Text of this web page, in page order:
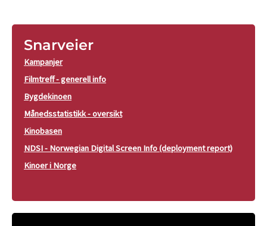
Snarveier
Kampanjer
Filmtreff - generell info
Bygdekinoen
Månedsstatistikk - oversikt
Kinobasen
NDSI - Norwegian Digital Screen Info (deployment report)
Kinoer i Norge